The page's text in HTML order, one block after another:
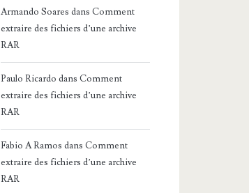
Armando Soares dansComment
extraire des fichiers d’une archive
RAR
Paulo Ricardo dansComment
extraire des fichiers d’une archive
RAR
Fabio A Ramos dansComment
extraire des fichiers d’une archive
RAR